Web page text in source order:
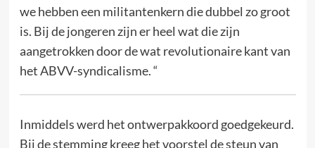
we hebben een militantenkern die dubbel zo groot
is. Bij de jongeren zijn er heel wat die zijn
aangetrokken door de wat revolutionaire kant van
het ABVV-syndicalisme. “
Inmiddels werd het ontwerpakkoord goedgekeurd.
Bij de stemming kreeg het voorstel de steun van